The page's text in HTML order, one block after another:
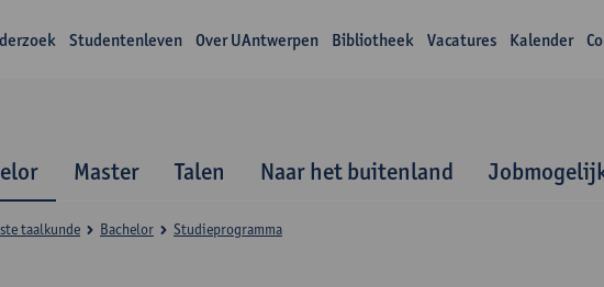
Studentenleven Over UAntwerpen Bibliotheek Vacatures Kalender
Master Talen Naar het buitenland
taalkunde Bachelor Studieprogramma